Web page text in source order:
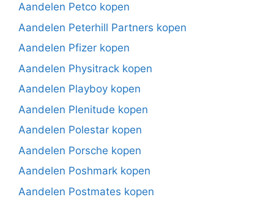
Aandelen Petco kopen
Aandelen Peterhill Partners kopen
Aandelen Pfizer kopen
Aandelen Physitrack kopen
Aandelen Playboy kopen
Aandelen Plenitude kopen
Aandelen Polestar kopen
Aandelen Porsche kopen
Aandelen Poshmark kopen
Aandelen Postmates kopen